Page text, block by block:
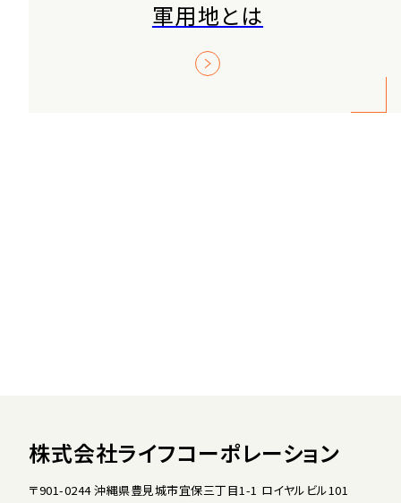
軍用地とは
株式会社ライフコーポレーション
〒901-0244 沖縄県豊見城市宜保三丁目1-1 ロイヤルビル101